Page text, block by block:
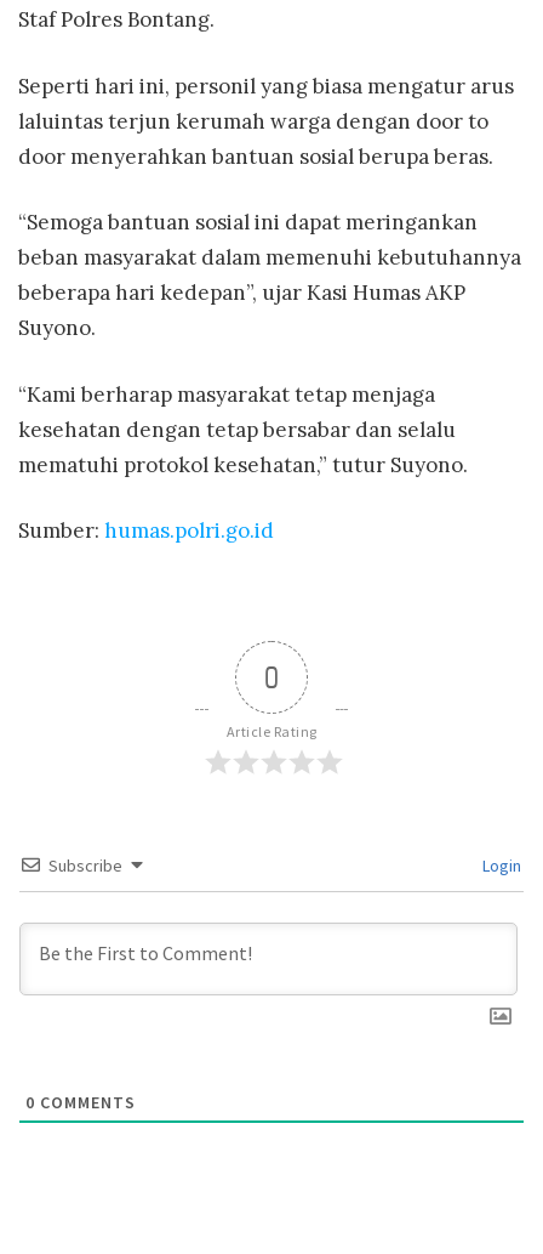
Staf Polres Bontang.
Seperti hari ini, personil yang biasa mengatur arus
laluintas terjun kerumah warga dengan door to
door menyerahkan bantuan sosial berupa beras.
“Semoga bantuan sosial ini dapat meringankan
beban masyarakat dalam memenuhi kebutuhannya
beberapa hari kedepan”, ujar Kasi Humas AKP
Suyono.
“Kami berharap masyarakat tetap menjaga
kesehatan dengan tetap bersabar dan selalu
mematuhi protokol kesehatan,” tutur Suyono.
Sumber: humas.polri.go.id
0
Article Rating
Subscribe Login
0 COMMENTS